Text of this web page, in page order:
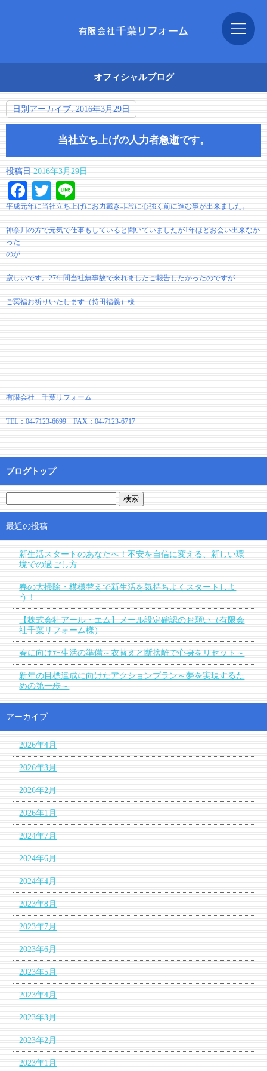
オフィシャルブログ
日別アーカイブ: 2016年3月29日
当社立ち上げの人力者急逝です。
投稿日 2016年3月29日
Facebook
Twitter
平成元年に当社立ち上げにお力戴き非常に心強く前に進む事が出来ました。
神奈川の方で元気で仕事もしていると聞いていましたが1年ほどお会い出来なか
った
のが
寂しいです。27年間当社無事故で来れましたご報告したかったのですが
ご冥福お祈りいたします（持田福義）様
有限会社 千葉リフォーム
TEL：04-7123-6699 FAX：04-7123-6717
ブログトップ
最近の投稿
新生活スタートのあなたへ！不安を自信に変える、新しい環
境での過ごし方
春の大掃除・模様替えで新生活を気持ちよくスタートしよ
う！
【株式会社アール・エム】メール設定確認のお願い（有限会
社千葉リフォーム様）
春に向けた生活の準備～衣替えと断捨離で心身をリセット～
新年の目標達成に向けたアクションプラン～夢を実現するた
めの第一歩～
アーカイブ
2026年4月
2026年3月
2026年2月
2026年1月
2024年7月
2024年6月
2024年4月
2023年8月
2023年7月
2023年6月
2023年5月
2023年4月
2023年3月
2023年2月
2023年1月